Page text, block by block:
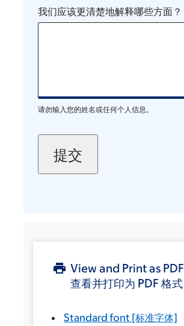
我们应该更清楚地解释哪些方面？
请勿输入您的姓名或任何个人信息。
View and Print as PDF
查看并打印为 PDF 格式
Standard font [标准字体]